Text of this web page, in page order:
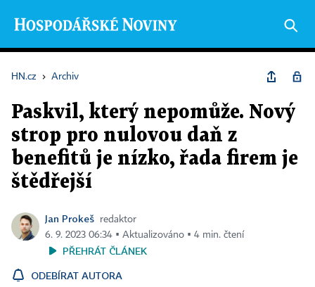
HN.cz › Archiv
Paskvil, který nepomůže. Nový
strop pro nulovou daň z
benefitů je nízko, řada firem je
štědřejší
Jan Prokeš
redaktor
6. 9. 2023 06:34 ▪ Aktualizováno ▪ 4 min. čtení
PŘEHRÁT ČLÁNEK
ODEBÍRAT AUTORA